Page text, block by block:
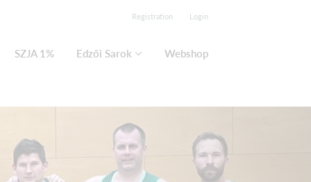
Registration Login
SZJA 1% Edzői Sarok Webshop